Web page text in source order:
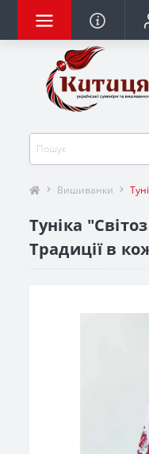
Вишиванки
Туніка
Традиції в